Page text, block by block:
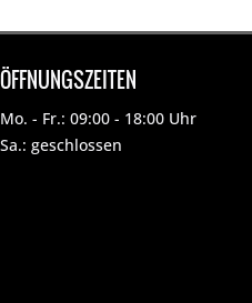
ÖFFNUNGSZEITEN
Mo. - Fr.: 09:00 - 18:00 Uhr
Sa.: geschlossen